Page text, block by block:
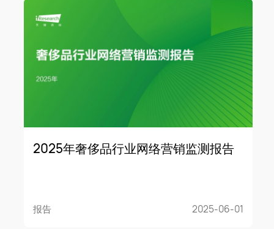
2025年奢侈品行业网络营销监测报告
报告 2025-06-01